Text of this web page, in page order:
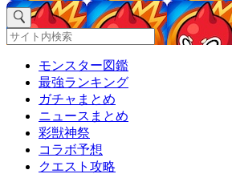
モンスター図鑑
最強ランキング
ガチャまとめ
ニュースまとめ
彩獣神祭
コラボ予想
クエスト攻略